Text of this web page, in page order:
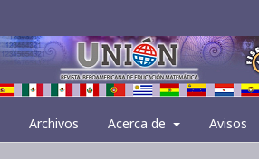
Archivos Acerca de Avisos